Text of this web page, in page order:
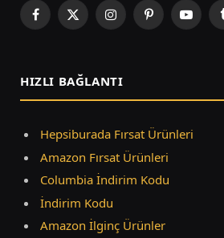
Facebook
X
InstagramPinterest
HIZLI BAĞLANTI
Hepsiburada Fırsat Ürünleri
Amazon Fırsat Ürünleri
Columbia İndirim Kodu
İndirim Kodu
Amazon İlginç Ürünler